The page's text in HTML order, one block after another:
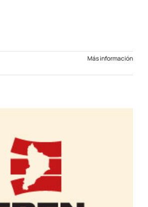
Más información